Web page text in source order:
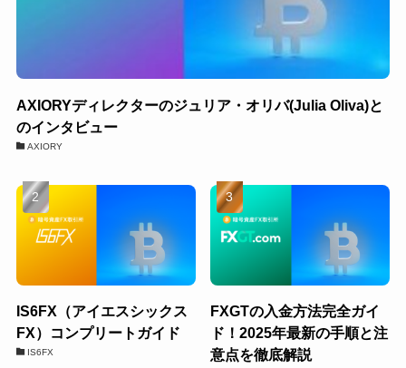
AXIORYディレクターのジュリア・オリバ(Julia Oliva)と
のインタビュー
AXIORY
IS6FX（アイエスシックス
FX）コンプリートガイド
IS6FX
FXGTの入金方法完全ガイ
ド！2025年最新の手順と注
意点を徹底解説